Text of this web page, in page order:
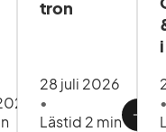
tron
28 juli 2026
•
Lästid 2 min